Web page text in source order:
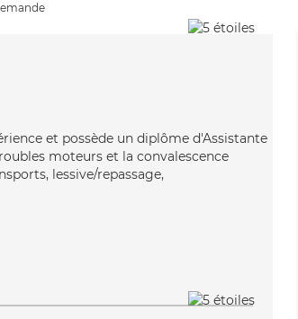
et possède un diplôme d'Assistante
moteurs et la convalescence
lessive/repassage,